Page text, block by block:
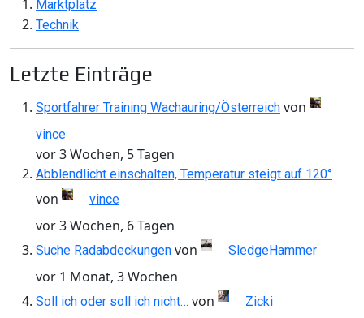
Marktplatz
Technik
Letzte Einträge
Sportfahrer Training Wachauring/Österreich von
vince
vor 3 Wochen, 5 Tagen
Abblendlicht einschalten, Temperatur steigt auf 120°
von vince
vor 3 Wochen, 6 Tagen
Suche Radabdeckungen von SledgeHammer
vor 1 Monat, 3 Wochen
Soll ich oder soll ich nicht… von Zicki